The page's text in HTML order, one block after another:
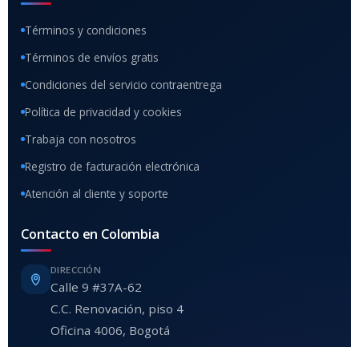
Términos y condiciones
Términos de envíos gratis
Condiciones del servicio contraentrega
Política de privacidad y cookies
Trabaja con nosotros
Registro de facturación electrónica
Atención al cliente y soporte
Contacto en Colombia
DIRECCIÓN
Calle 9 #37A-62
C.C. Renovación, piso 4
Oficina 4006, Bogotá